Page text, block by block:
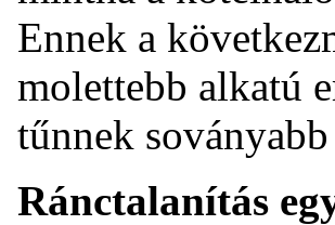
Ennek a
molettebb alkatú
tűnnek
Ránctalanítás